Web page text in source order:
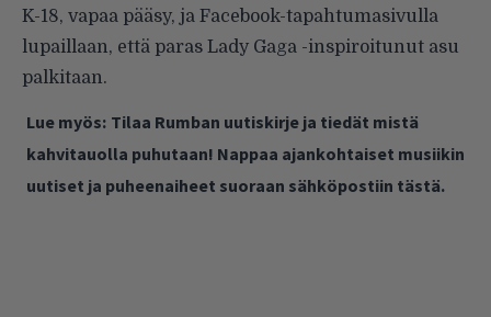
K-18, vapaa pääsy, ja Facebook-tapahtumasivulla
lupaillaan, että paras Lady Gaga -inspiroitunut asu
palkitaan.
Lue myös: Tilaa Rumban uutiskirje ja tiedät mistä
kahvitauolla puhutaan! Nappaa ajankohtaiset musiikin
uutiset ja puheenaiheet suoraan sähköpostiin tästä.